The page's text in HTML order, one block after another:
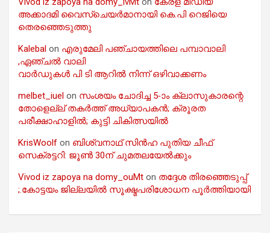
അക്കാദമി വൈസ്ചെയർമാനായി കെ.പി റെജിയെ
തെരഞ്ഞെടുത്തു
Kalebal on എരുമേലി പഞ്ചായത്തിലെ പമ്പാവാലി
,ഏഞ്ചൽ വാലി
വാർഡുകൾ പി ടി ആറിൽ നിന്ന് ഒഴിവാക്കണം
melbet_iuel on സംശയം ചോദിച്ച 5-ാം ക്ലാസുകാരന്റെ
തോളെല്ല് തകർത്ത് അധ്യാപകൻ; ക്രൂരത
പരീക്ഷാഹാളിൽ; കുട്ടി ചികിത്സയിൽ
KrisWoolf on ബിശ്വനാഥ് സിൻഹ പുതിയ ചീഫ്
സെക്രട്ടറി: ജൂൺ 30ന് ചുമതലയേൽക്കും
Vivod iz zapoya na domy_ouMt on തദ്ദേശ തിരഞ്ഞെടുപ്പ്
;.കോട്ടയം ജില്ലയിൽ സൂക്ഷ്മപരിശോധന പൂർത്തിയായി